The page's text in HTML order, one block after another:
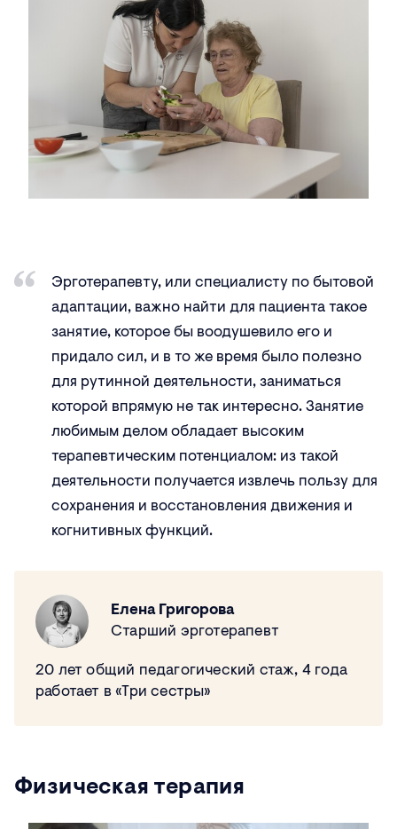
Эрготерапевту, или специалисту по бытовой
адаптации, важно найти для пациента такое
занятие, которое бы воодушевило его и
придало сил, и в то же время было полезно
для рутинной деятельности, заниматься
которой впрямую не так интересно. Занятие
любимым делом обладает высоким
терапевтическим потенциалом: из такой
деятельности получается извлечь пользу для
сохранения и восстановления движения и
когнитивных функций.
Елена Григорова
Старший эрготерапевт
20 лет общий педагогический стаж, 4 года
работает в «Три сестры»
Физическая терапия